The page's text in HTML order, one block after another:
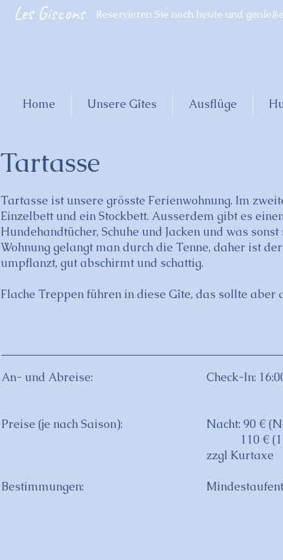
Les Giscons Reservieren Sie noch heute und
Home Unsere Gîtes Ausflüge
Tartasse
Tartasse ist unsere grösste Ferienwohnung. Im
Einzelbett und ein Stockbett. Ausserdem gibt es
Hundehandtücher, Schuhe und Jacken und was
Wohnung gelangt man durch die Tenne, daher ist
umpflanzt, gut abschirmt und schattig.
Flache Treppen führen in diese Gîte, das sollte aber
An- und Abreise:
Preise (je nach Saison):
Bestimmungen:
Check-In:
Nacht: 90 €
110 €
zzgl Kurtaxe